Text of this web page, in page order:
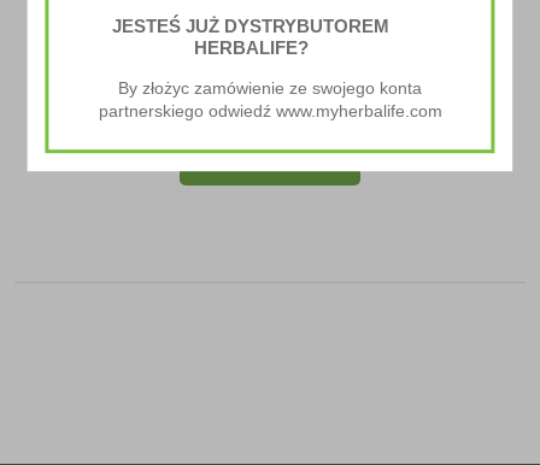
Miarka Do Beta Heart I H24 Rebuild Strength
5.00zł
JESTEŚ JUŻ DYSTRYBUTOREM
HERBALIFE?
By złożyc zamówienie ze swojego konta
partnerskiego odwiedź www.myherbalife.com